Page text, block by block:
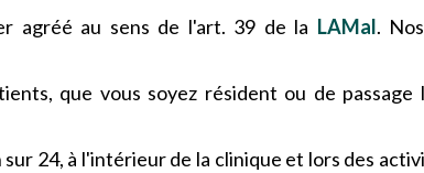
agréé au sens de l'art. 39 de la LAMal.
que vous soyez résident ou de
24, à l'intérieur de la clinique et lors des